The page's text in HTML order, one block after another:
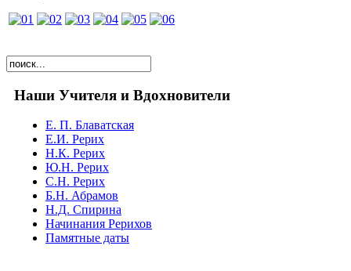
Наши Учителя и Вдохновители
Е. П. Блаватская
Е.И. Рерих
Н.К. Рерих
Ю.Н. Рерих
С.Н. Рерих
Б.Н. Абрамов
Н.Д. Спирина
Начинания Рерихов
Памятные даты